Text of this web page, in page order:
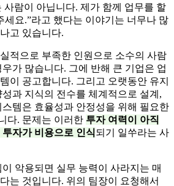
사람이 아닙니다. 제가 함께 업무를 할
세요.”라고 했다는 이야기는 너무나 많
고 있습니다.
적으로 부족한 인원으로 소수의 사람
가 많습니다. 그에 반해 큰 기업은 업
이 공고합니다. 그리고 오랫동안 유지
과 지식의 전수를 체계적으로 설계,
템은 효율성과 안정성을 위해 필요한
다. 문제는 이러한 투자 여력이 아직
자가 비용으로 인식되기 일쑤라는 사
악용되면 실무 능력이 사라지는 매
는 것입니다. 위의 팀장이 요청해서